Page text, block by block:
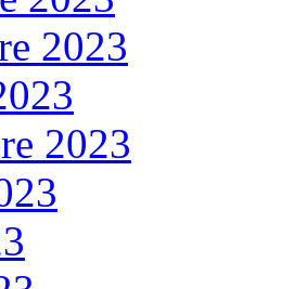
2023
2023